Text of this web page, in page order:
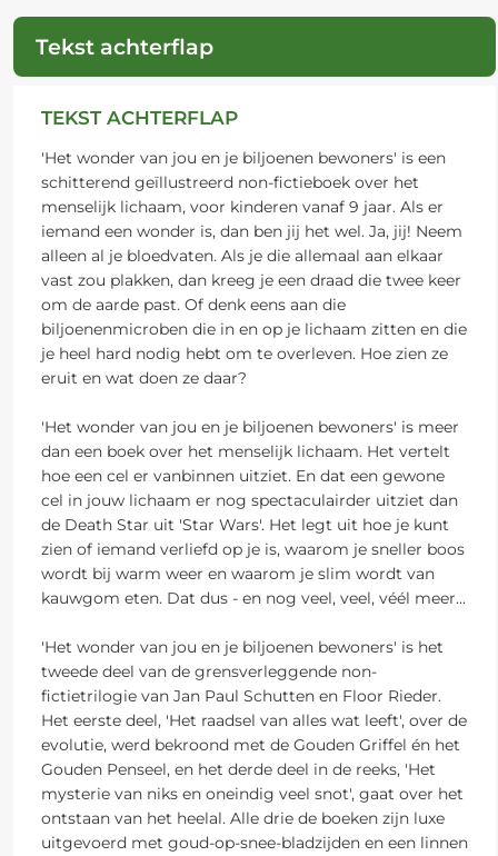
Tekst achterflap
TEKST ACHTERFLAP
'Het wonder van jou en je biljoenen bewoners' is een
schitterend geïllustreerd non-fictieboek over het
menselijk lichaam, voor kinderen vanaf 9 jaar. Als er
iemand een wonder is, dan ben jij het wel. Ja, jij! Neem
alleen al je bloedvaten. Als je die allemaal aan elkaar
vast zou plakken, dan kreeg je een draad die twee keer
om de aarde past. Of denk eens aan die
biljoenenmicroben die in en op je lichaam zitten en die
je heel hard nodig hebt om te overleven. Hoe zien ze
eruit en wat doen ze daar?
'Het wonder van jou en je biljoenen bewoners' is meer
dan een boek over het menselijk lichaam. Het vertelt
hoe een cel er vanbinnen uitziet. En dat een gewone
cel in jouw lichaam er nog spectaculairder uitziet dan
de Death Star uit 'Star Wars'. Het legt uit hoe je kunt
zien of iemand verliefd op je is, waarom je sneller boos
wordt bij warm weer en waarom je slim wordt van
kauwgom eten. Dat dus - en nog veel, veel, véél meer...
'Het wonder van jou en je biljoenen bewoners' is het
tweede deel van de grensverleggende non-
fictietrilogie van Jan Paul Schutten en Floor Rieder.
Het eerste deel, 'Het raadsel van alles wat leeft', over de
evolutie, werd bekroond met de Gouden Griffel én het
Gouden Penseel, en het derde deel in de reeks, 'Het
mysterie van niks en oneindig veel snot', gaat over het
ontstaan van het heelal. Alle drie de boeken zijn luxe
uitgevoerd met goud-op-snee-bladzijden en een linnen